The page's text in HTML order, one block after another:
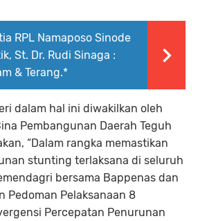
RPL Namaposo Sinode
St. Dr. Rudi Sinaga :
& Terang.*
dalam hal ini diwakilkan oleh
Pembangunan Daerah Teguh
“Dalam rangka memastikan
stunting terlaksana di seluruh
bersama Bappenas dan
Pedoman Pelaksanaan 8
Percepatan Penurunan